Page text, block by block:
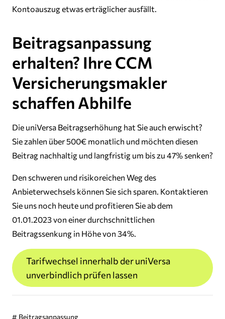
Kontoauszug etwas erträglicher ausfällt.
Beitragsanpassung
erhalten? Ihre CCM
Versicherungsmakler
schaffen Abhilfe
Die uniVersa Beitragserhöhung hat Sie auch erwischt?
Sie zahlen über 500€ monatlich und möchten diesen
Beitrag nachhaltig und langfristig um bis zu 47% senken?
Den schweren und risikoreichen Weg des
Anbieterwechsels können Sie sich sparen. Kontaktieren
Sie uns noch heute und profitieren Sie ab dem
01.01.2023 von einer durchschnittlichen
Beitragssenkung in Höhe von 34%.
Tarifwechsel innerhalb der uniVersa
unverbindlich prüfen lassen
# Beitragsanpassung